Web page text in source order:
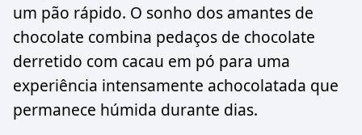
um pão rápido. O sonho dos amantes de
chocolate combina pedaços de chocolate
derretido com cacau em pó para uma
experiência intensamente achocolatada que
permanece húmida durante dias.